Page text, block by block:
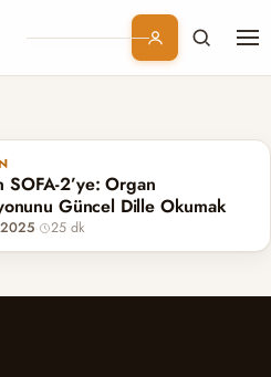
Branşlar
Konular
Kurumsal
SOFA-2’ye: Organ
Güncel Dille Okumak
· 25 dk